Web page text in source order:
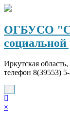
Перейти
содержимому
ОГБУСО
Иркутская
телефон 8(39553)
×